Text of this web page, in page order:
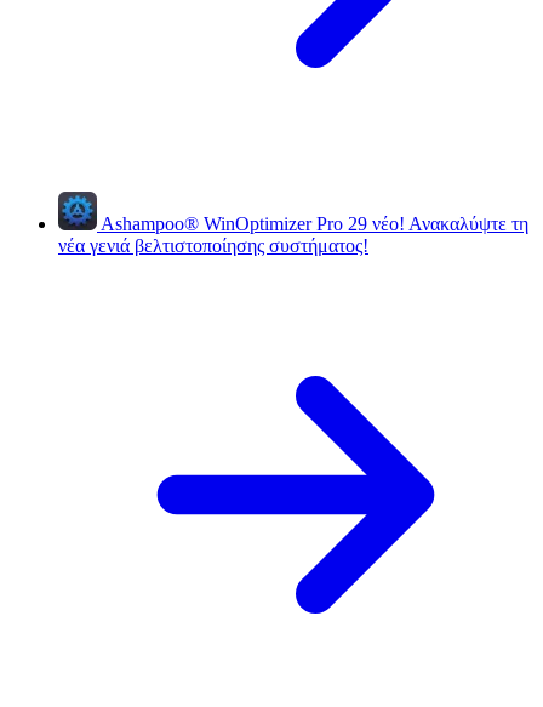
Ashampoo® WinOptimizer Pro 29 νέο! Ανακαλύψτε τη
νέα γενιά βελτιστοποίησης συστήματος!